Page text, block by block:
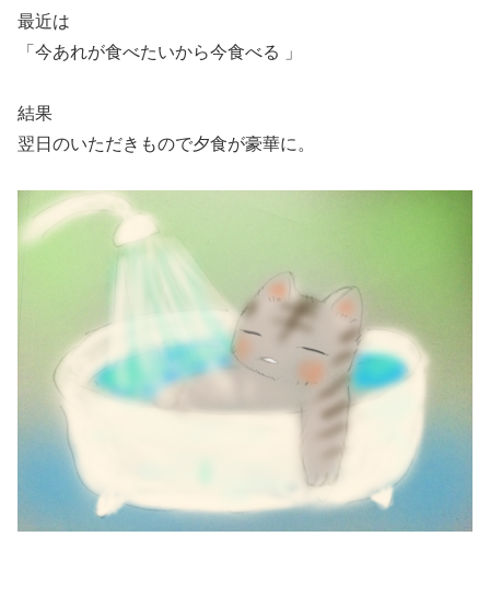
最近は
「今あれが食べたいから今食べる 」
結果
翌日のいただきもので夕食が豪華に。